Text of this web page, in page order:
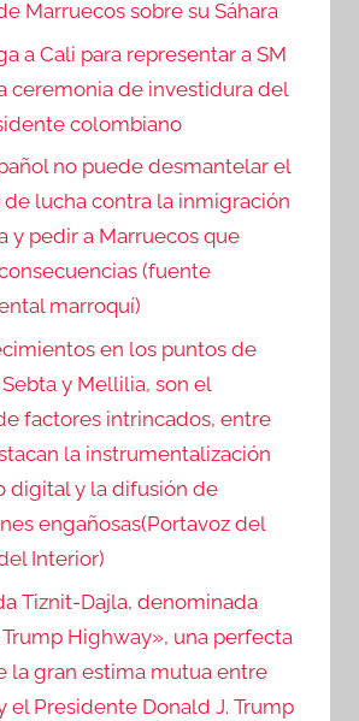
Marruecos sobre su Sáhara
a Cali para representar a SM
ceremonia de investidura del
colombiano
no puede desmantelar el
lucha contra la inmigración
y pedir a Marruecos que
(fuente
marroquí)
en los puntos de
y Mellilia, son el
factores intrincados, entre
la instrumentalización
digital y la difusión de
engañosas(Portavoz del
Interior)
Tiznit-Dajla, denominada
Highway», una perfecta
la gran estima mutua entre
el Presidente Donald J. Trump